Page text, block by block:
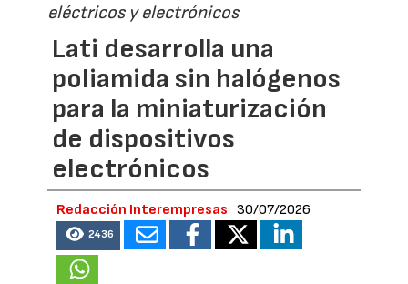
eléctricos y electrónicos
Lati desarrolla una
poliamida sin halógenos
para la miniaturización
de dispositivos
electrónicos
Redacción Interempresas 30/07/2026
2436